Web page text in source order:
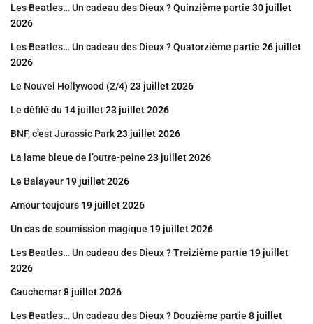
Les Beatles… Un cadeau des Dieux ? Quinzième partie 30 juillet
2026
Les Beatles… Un cadeau des Dieux ? Quatorzième partie 26 juillet
2026
Le Nouvel Hollywood (2/4) 23 juillet 2026
Le défilé du 14 juillet23 juillet 2026
BNF, c’est Jurassic Park23 juillet 2026
La lame bleue de l’outre-peine 23 juillet 2026
Le Balayeur 19 juillet 2026
Amour toujours 19 juillet 2026
Un cas de soumission magique 19 juillet 2026
Les Beatles… Un cadeau des Dieux ? Treizième partie 19 juillet
2026
Cauchemar8 juillet 2026
Les Beatles… Un cadeau des Dieux ? Douzième partie 8 juillet